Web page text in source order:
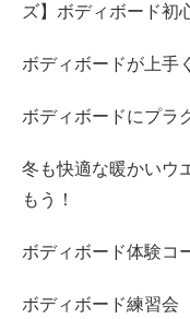
ズ】ボディボード初
ボディボードが上手
ボディボードにプラ
冬も快適な暖かいウ
もう！
ボディボード体験コ
ボディボード練習会